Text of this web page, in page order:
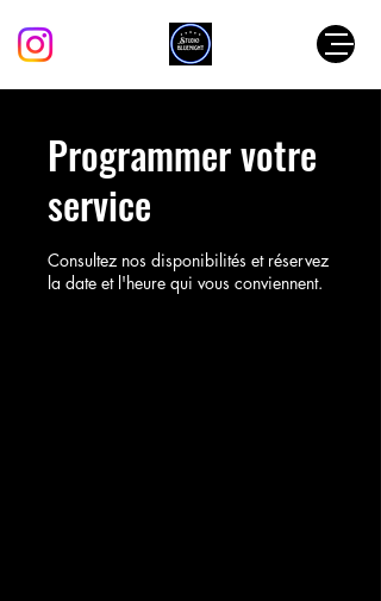
Programmer votre
service
Consultez nos disponibilités et réservez
la date et l'heure qui vous conviennent.